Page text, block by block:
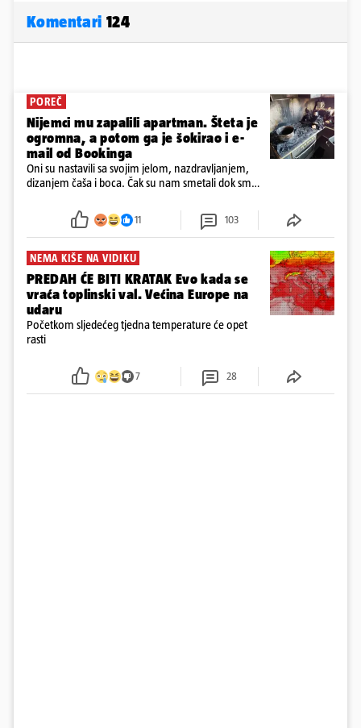
Komentari 124
POREČ
Nijemci mu zapalili apartman. Šteta je
ogromna, a potom ga je šokirao i e-
mail od Bookinga
Oni su nastavili sa svojim jelom, nazdravljanjem,
dizanjem čaša i boca. Čak su nam smetali dok smo
požar, rekao je vlasnik
11 103
NEMA KIŠE NA VIDIKU
PREDAH ĆE BITI KRATAK Evo kada se
vraća toplinski val. Većina Europe na
udaru
Početkom sljedećeg tjedna temperature će opet
rasti
7 28